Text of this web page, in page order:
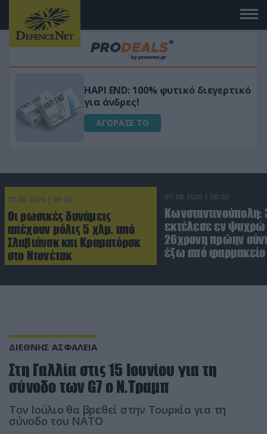
Μεταμόρφωσε τον κήπο σου με το
Ultra Box Μίνι Αλυσοπρίονο με
μπαταρία λιθίου
ΑΓΟΡΑΣΕ ΤΟ
07.08.2026 | 08:02
Οι ρωσικές δυνάμεις
απέχουν μόλις 5 χλμ. από
Σλαβιάνσκ και Κραματόρσκ
στο Ντονέτσκ
07.08.2026 | 08:02
Κωνσταντινούπολη:
εκτέλεσε εν ψυχρώ
26χρονη πρώην
έξω από φαρμακείο
ΔΙΕΘΝΗΣ ΑΣΦΑΛΕΙΑ
Στη Γαλλία στις 15 Ιουνίου για τη
σύνοδο των G7 ο Ν.Τραμπ
Τον Ιούλιο θα βρεθεί στην Τουρκία για τη
σύνοδο του ΝΑΤΟ